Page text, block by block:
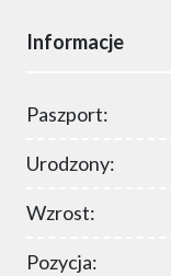
Informacje
Paszport:
Urodzony:
Wzrost:
Pozycja: